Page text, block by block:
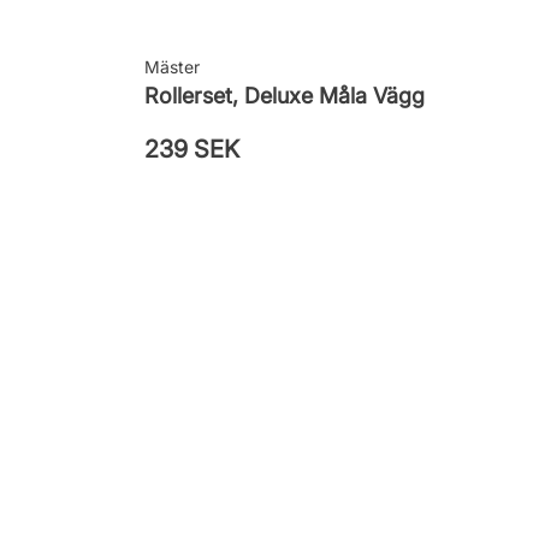
Mäster
Rollerset, Deluxe Måla Vägg
239 SEK